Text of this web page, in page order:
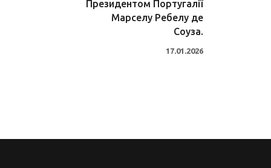
Президентом Португалії
Марселу Ребелу де
Соуза.
17.01.2026